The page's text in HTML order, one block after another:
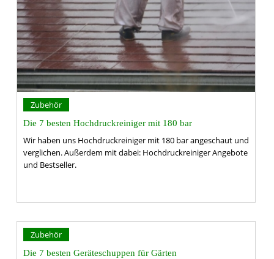
Zubehör
Die 7 besten Hochdruckreiniger mit 180 bar
Wir haben uns Hochdruckreiniger mit 180 bar angeschaut und
verglichen. Außerdem mit dabei: Hochdruckreiniger Angebote
und Bestseller.
Zubehör
Die 7 besten Geräteschuppen für Gärten